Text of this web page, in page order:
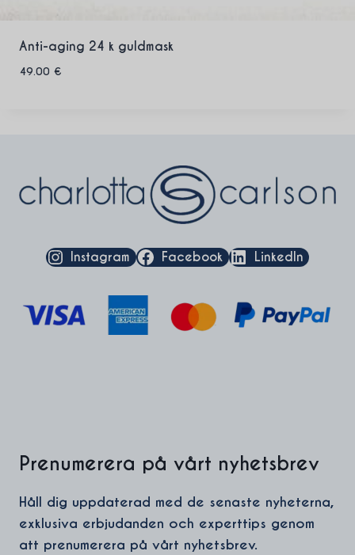
Anti-aging 24 k guldmask
49.00 €
Instagram Facebook LinkedIn
Prenumerera på vårt nyhetsbrev
Håll dig uppdaterad med de senaste nyheterna,
exklusiva erbjudanden och experttips genom
att prenumerera på vårt nyhetsbrev.